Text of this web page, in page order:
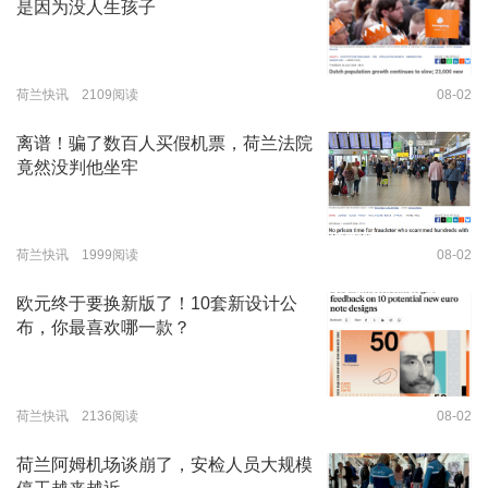
是因为没人生孩子
荷兰快讯 2109阅读 08-02
离谱！骗了数百人买假机票，荷兰法院
竟然没判他坐牢
荷兰快讯 1999阅读 08-02
欧元终于要换新版了！10套新设计公
布，你最喜欢哪一款？
荷兰快讯 2136阅读 08-02
荷兰阿姆机场谈崩了，安检人员大规模